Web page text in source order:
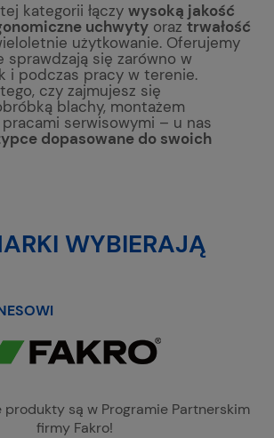
kategorii łączy wysoką jakość
uchwyty oraz trwałość
użytkowanie. Oferujemy
sprawdzają się zarówno w
i podczas pracy w terenie.
czy zajmujesz się
blachy, montażem
serwisowymi – u nas
dopasowane do swoich
WYBIERAJĄ
produkty są w Programie Partnerskim
firmy Fakro!